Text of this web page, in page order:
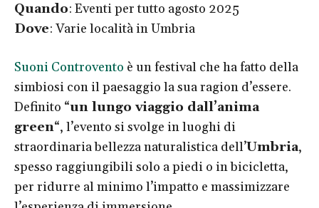
Quando: Eventi per tutto agosto 2025
Dove: Varie località in Umbria
Suoni Controvento è un festival che ha fatto della
simbiosi con il paesaggio la sua ragion d’essere.
Definito “un lungo viaggio dall’anima
green“, l’evento si svolge in luoghi di
straordinaria bellezza naturalistica dell’Umbria,
spesso raggiungibili solo a piedi o in bicicletta,
per ridurre al minimo l’impatto e massimizzare